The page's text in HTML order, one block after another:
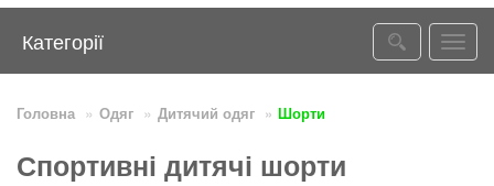
Категорії
Головна Одяг Дитячий одяг Шорти
Спортивні дитячі шорти